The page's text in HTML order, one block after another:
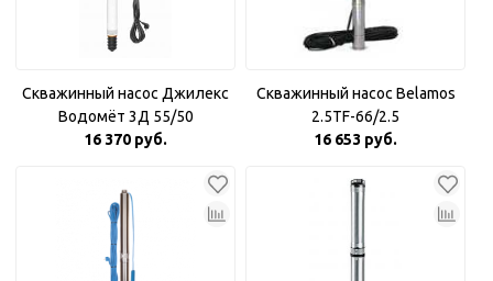
Скважинный насос Джилекс
Водомёт 3Д 55/50
16 370 руб.
Скважинный насос Belamos
2.5TF-66/2.5
16 653 руб.